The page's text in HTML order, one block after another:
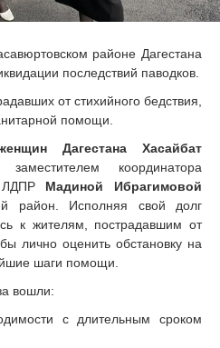
районе Дагестана
последствий паводков.
от стихийного бедствия,
помощи.
Дагестана Хасайбат
координатора
ЛДПР Мадиной Ибрагимовой
район. Исполняя свой долг
к жителям, пострадавшим от
лично оценить обстановку на
шаги помощи.
вошли:
с длительным сроком